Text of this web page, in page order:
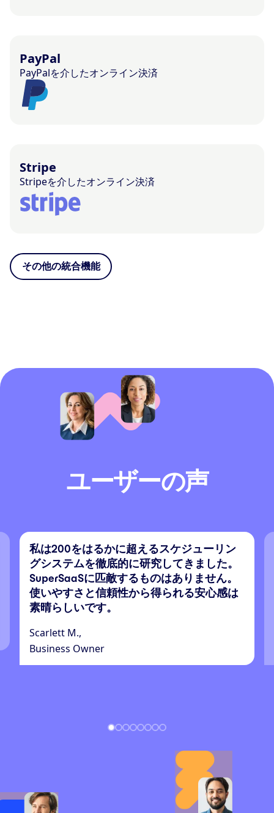
PayPal
PayPalを介したオンライン決済
Stripe
Stripeを介したオンライン決済
その他の統合機能
ユーザーの声
私は200をはるかに超えるスケジューリン
グシステムを徹底的に研究してきました。
SuperSaaSに匹敵するものはありません。
使いやすさと信頼性から得られる安心感は
素晴らしいです。
Scarlett M.,
Business Owner